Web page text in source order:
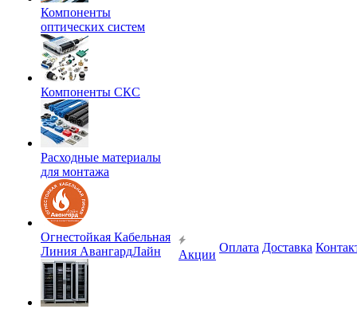
Компоненты
оптических систем
Компоненты СКС
Расходные материалы
для монтажа
Огнестойкая Кабельная
Линия АвангардЛайн
Акции
Оплата Доставка